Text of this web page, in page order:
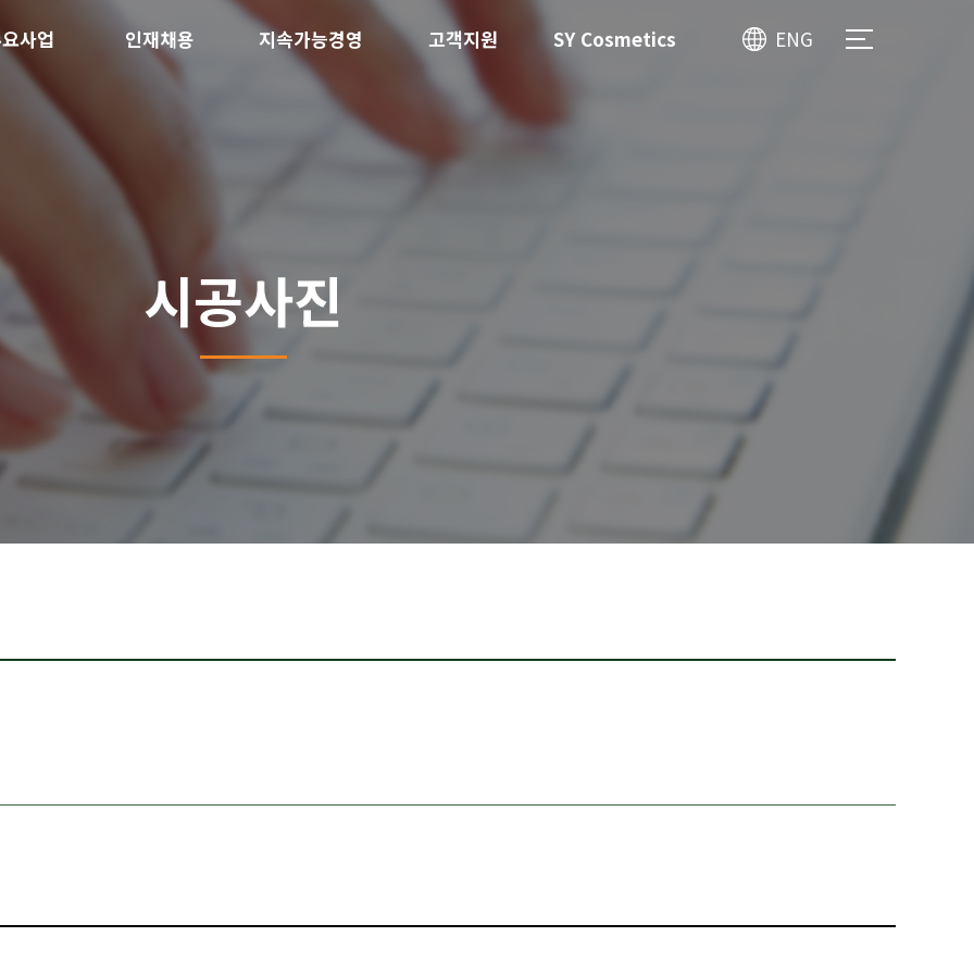
ENG
사업 인재채용 지속가능경영 고객지원 SY Cosmetics
시공사진